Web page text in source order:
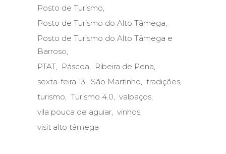
Posto de Turismo
Posto de Turismo do Alto Tâmega
Posto de Turismo do Alto Tâmega e
Barroso
PTAT
Páscoa
Ribeira de Pena
sexta-feira 13
São Martinho
tradições
turismo
Turismo 4.0
valpaços
vila pouca de aguiar vinhos
visit alto tâmega